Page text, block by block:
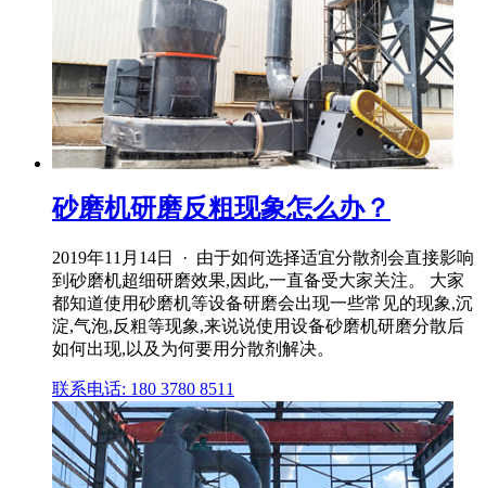
砂磨机研磨反粗现象怎么办？
2019年11月14日 · 由于如何选择适宜分散剂会直接影响
到砂磨机超细研磨效果,因此,一直备受大家关注。 大家
都知道使用砂磨机等设备研磨会出现一些常见的现象,沉
淀,气泡,反粗等现象,来说说使用设备砂磨机研磨分散后
如何出现,以及为何要用分散剂解决。
联系电话: 180 3780 8511